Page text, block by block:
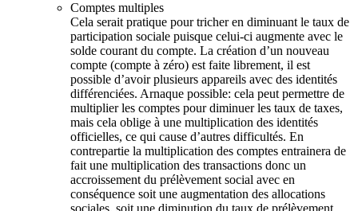
Comptes multiples
Cela serait pratique pour tricher en diminuant le taux de
participation sociale puisque celui-ci augmente avec le
solde courant du compte. La création d’un nouveau
compte (compte à zéro) est faite librement, il est
possible d’avoir plusieurs appareils avec des identités
différenciées. Arnaque possible: cela peut permettre de
multiplier les comptes pour diminuer les taux de taxes,
mais cela oblige à une multiplication des identités
officielles, ce qui cause d’autres difficultés. En
contrepartie la multiplication des comptes entrainera de
fait une multiplication des transactions donc un
accroissement du prélèvement social avec en
conséquence soit une augmentation des allocations